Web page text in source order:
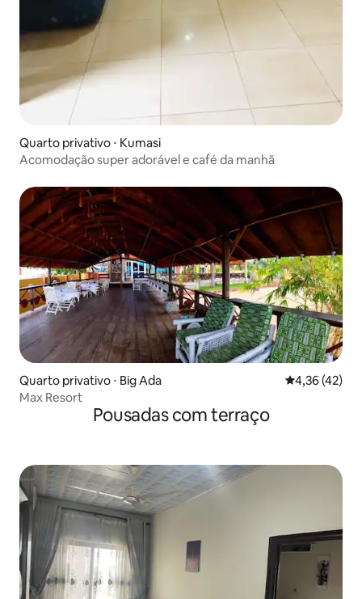
Quarto privativo ⋅ Kumasi
Acomodação super adorável e café da manhã
Quarto privativo ⋅ Big Ada 4,36 de uma
4,36 (42)
Max Resort
Pousadas com terraço